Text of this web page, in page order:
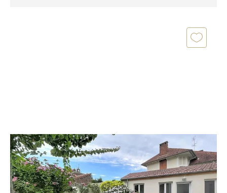
COMPIEGNE 60
120 m2, 6 pièces
Ref : 18194
Maison à vendre